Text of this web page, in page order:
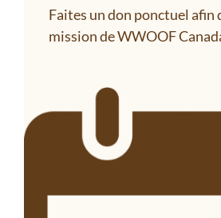
Faites un don ponctuel afin
mission de WWOOF